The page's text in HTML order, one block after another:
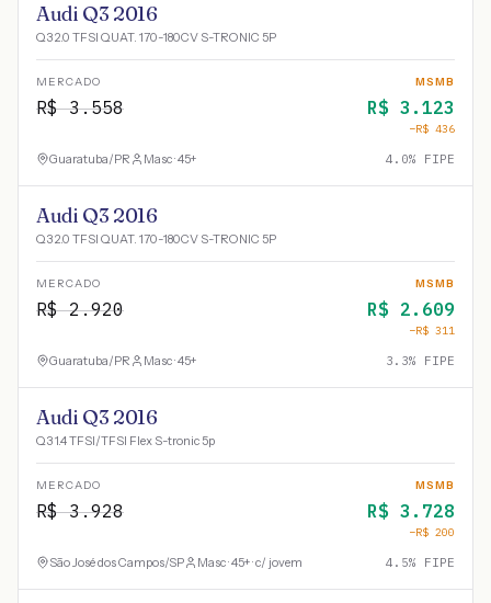
Audi Q3 2016
Q3 2.0 TFSI QUAT. 170-180CV S-TRONIC 5P
MERCADO
R$3.558
MSMB
R$ 3.123
−R$ 436
Guaratuba/PR Masc · 45+ 4.0% FIPE
Audi Q3 2016
Q3 2.0 TFSI QUAT. 170-180CV S-TRONIC 5P
MERCADO
R$2.920
MSMB
R$ 2.609
−R$ 311
Guaratuba/PR Masc · 45+ 3.3% FIPE
Audi Q3 2016
Q3 1.4 TFSI/TFSI Flex S-tronic 5p
MERCADO
R$3.928
MSMB
R$ 3.728
−R$ 200
São José dos Campos/SP Masc · 45+ · c/ jovem 4.5% FIPE